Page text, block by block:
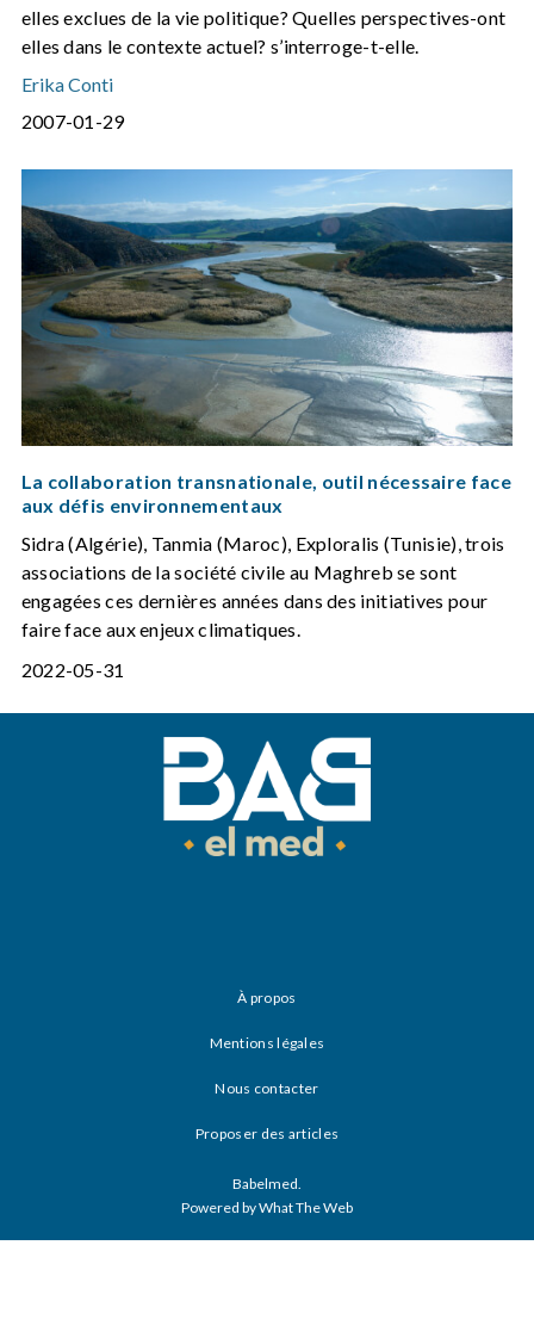
elles exclues de la vie politique? Quelles perspectives-ont
elles dans le contexte actuel? s’interroge-t-elle.
Erika Conti
2007-01-29
La collaboration transnationale, outil nécessaire face
aux défis environnementaux
Sidra (Algérie), Tanmia (Maroc), Exploralis (Tunisie), trois
associations de la société civile au Maghreb se sont
engagées ces dernières années dans des initiatives pour
faire face aux enjeux climatiques.
2022-05-31
À propos
Mentions légales
Nous contacter
Proposer des articles
Babelmed.
Powered by What The Web